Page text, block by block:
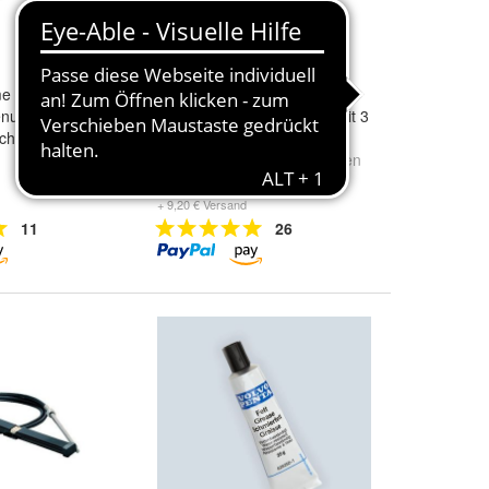
+ Trim CHX
Mercruiser
11
Badeleiter mit Handlauf aus
Edelstahl Teleskop Leiter mit 3
oder 4 Stufen
4 Stufen
ab 172,99 €
+ 9,20 € Versand
26